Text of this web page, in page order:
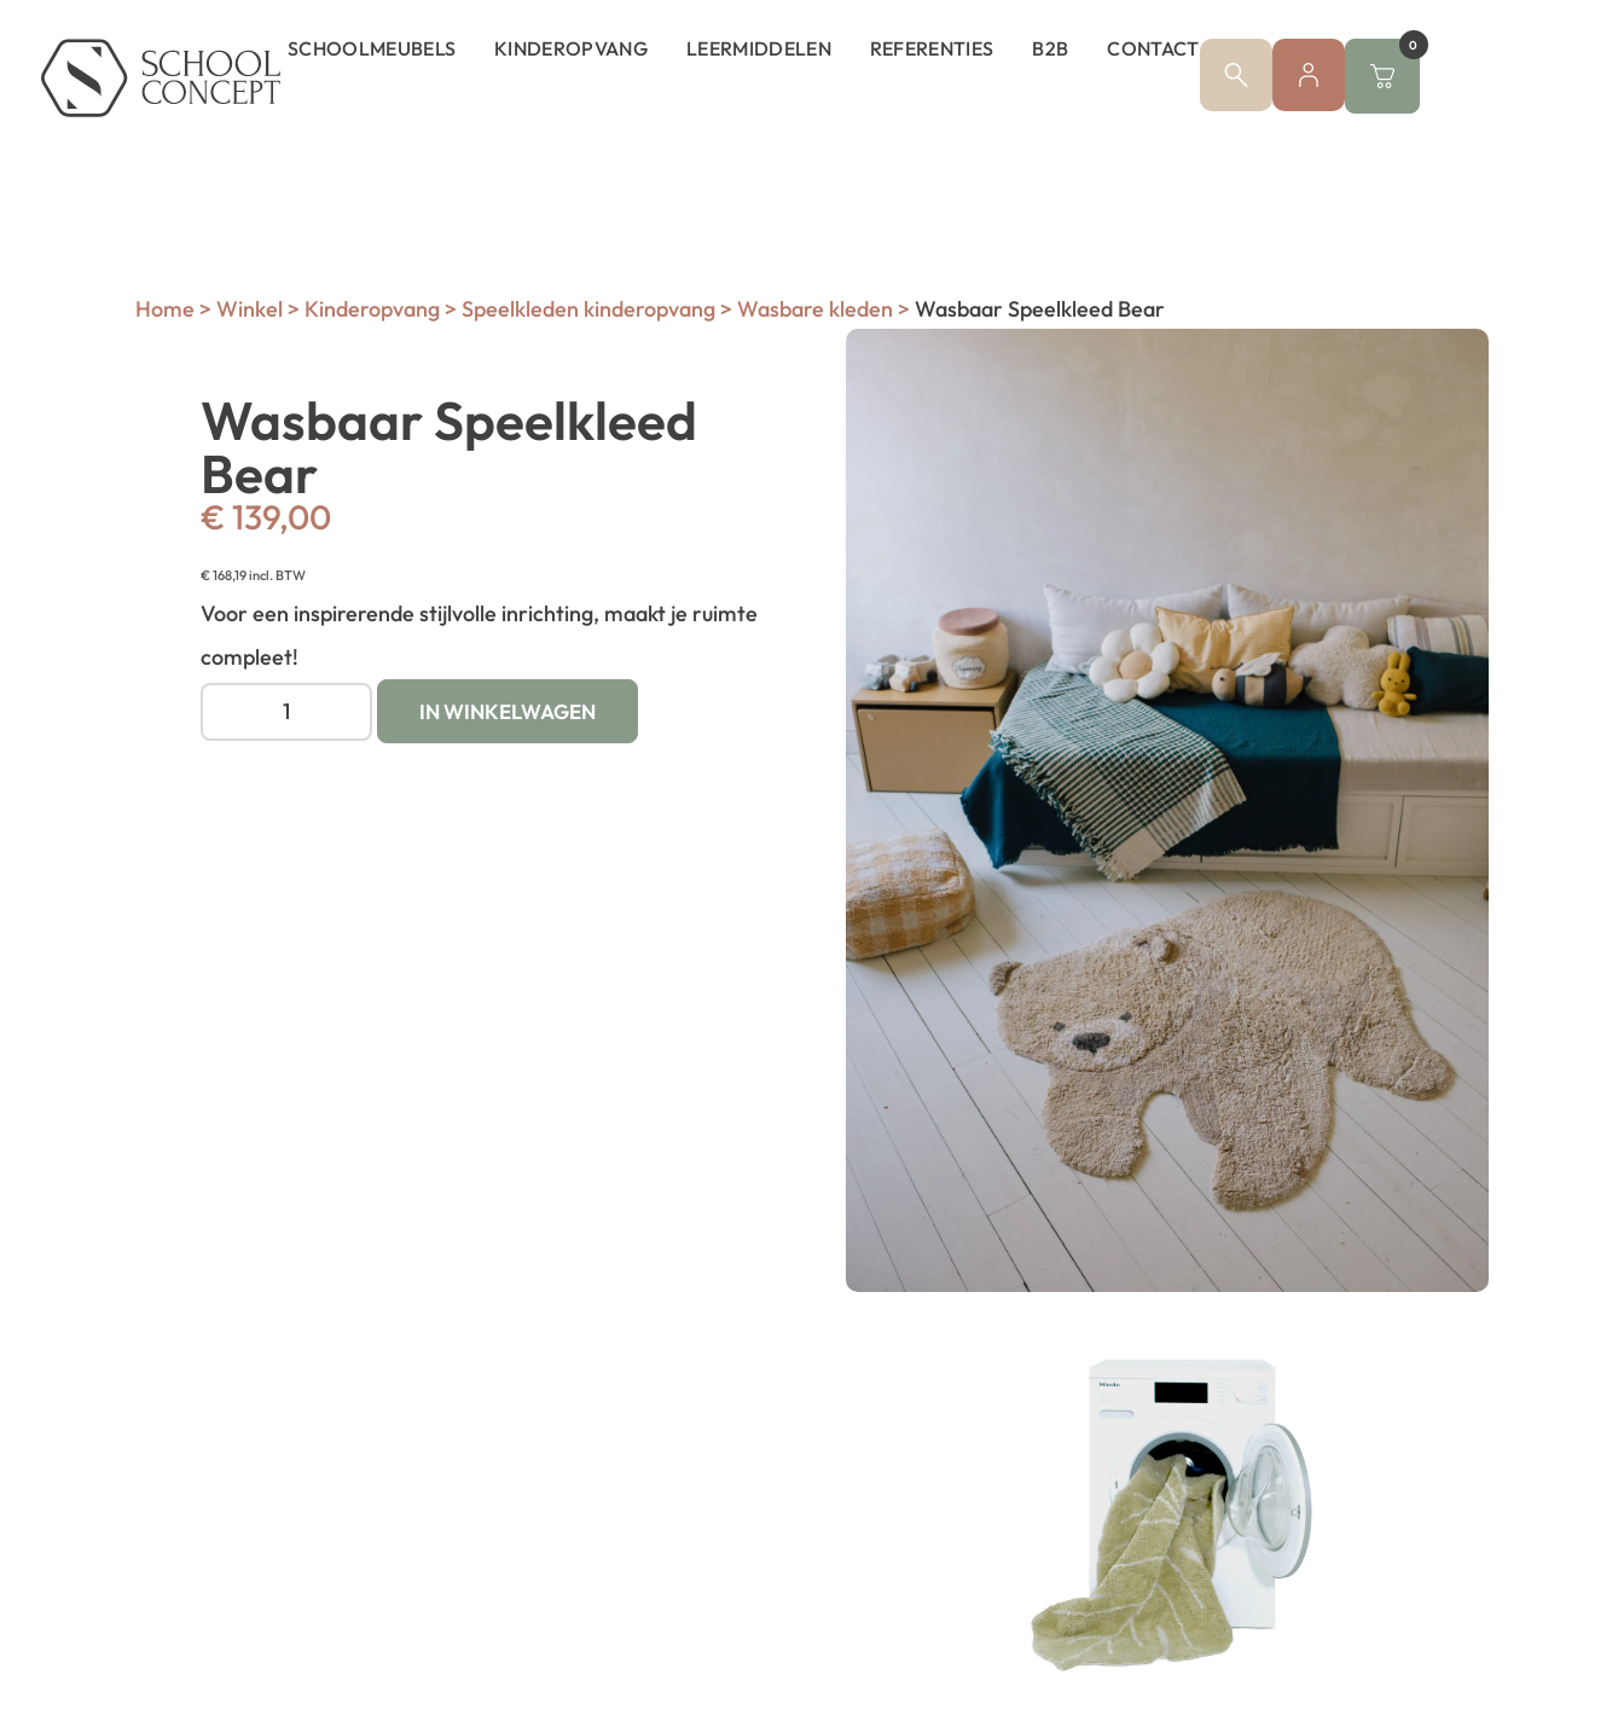
SCHOOLMEUBELS KINDEROPVANG LEERMIDDELEN REFERENTIES B2B CONTACT 0
Home > Winkel > Kinderopvang > Speelkleden kinderopvang > Wasbare kleden > Wasbaar Speelkleed Bear
Wasbaar Speelkleed
Bear
€ 139,00
€168,19incl. BTW
Voor een inspirerende stijlvolle inrichting, maakt je ruimte
compleet!
IN WINKELWAGEN